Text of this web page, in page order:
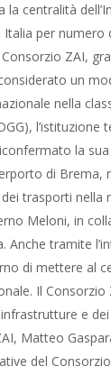
centralità
per numero
ZAI,
un
nella
la
di Brema,
trasporti
Meloni, in
Anche tramite
di mettere al
Il
e
Matteo
del